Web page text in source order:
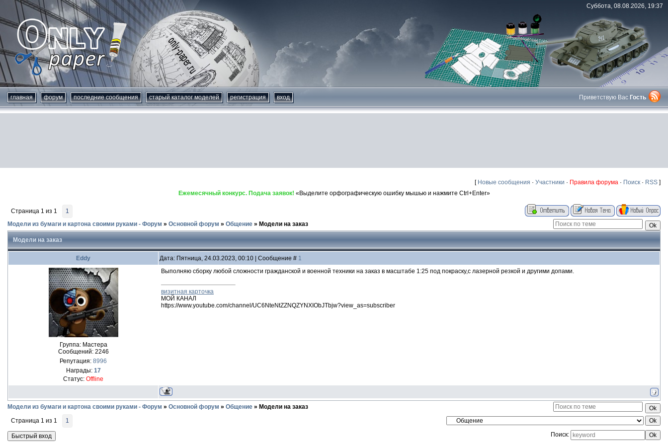
Суббота, 08.08.2026, 19:37
главная форум последние сообщения старый каталог моделей регистрация вход Приветствую Вас Гость
[ Новые сообщения · Участники · Правила форума · Поиск · RSS ]
Ежемесячный конкурс. Подача заявок! «Выделите орфографическую ошибку мышью и нажмите Ctrl+Enter»
Страница 1 из 1
1
Модели из бумаги и картона своими руками - Форум » Основной форум » Общение » Модели на заказ
Модели на заказ
Eddy Дата: Пятница, 24.03.2023, 00:10 | Сообщение # 1
Группа: Мастера
Сообщений: 2246
Репутация: 8996
Награды: 17
Статус: Offline
Выполняю сборку любой сложности гражданской и военной техники на заказ в масштабе 1:25 под покраску,с лазерной резкой и другими допами.
визитная карточка
МОЙ КАНАЛ
https://www.youtube.com/channel/UC6NteNtZZNQZYNXIObJTbjw?view_as=subscriber
Модели из бумаги и картона своими руками - Форум » Основной форум » Общение » Модели на заказ
Страница 1 из 1 1
Поиск: